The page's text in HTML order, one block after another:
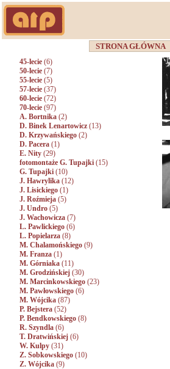
STRONA GŁÓWNA
45-lecie (6)
50-lecie (7)
55-lecie (5)
57-lecie (37)
60-lecie (72)
70-lecie (97)
A. Bortnika (2)
D. Binek Lenartowicz (13)
D. Krzywańskiego (2)
D. Pacera (1)
E. Nity (29)
fotomontaże G. Tupajki (15)
G. Tupajki (10)
J. Hawrylika (12)
J. Lisickiego (1)
J. Roźmieja (5)
J. Undro (5)
J. Wachowicza (7)
L. Pawlickiego (6)
L. Popielarza (8)
M. Chalamońskiego (9)
M. Franza (1)
M. Górniaka (11)
M. Grodzińskiej (30)
M. Marcinkowskiego (23)
M. Pawłowskiego (6)
M. Wójcika (87)
P. Bejstera (52)
P. Bendkowskiego (8)
R. Szyndla (6)
T. Dratwińskiej (6)
W. Kulpy (31)
Z. Sobkowskiego (10)
Z. Wójcika (9)